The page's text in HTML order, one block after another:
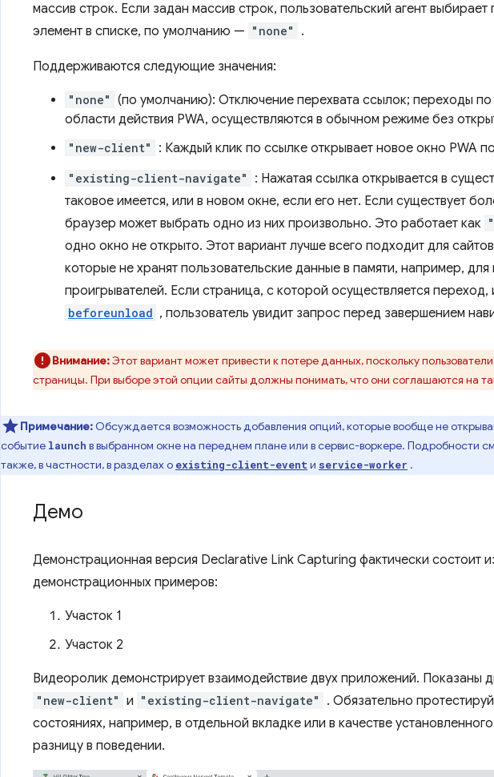
массив строк. Если задан массив строк, пользовательский агент
элемент в списке, по умолчанию — "none" .
Поддерживаются следующие значения:
"none" (по умолчанию): Отключение перехвата ссылок; переходы
области действия PWA, осуществляются в обычном режиме без
"new-client" : Каждый клик по ссылке открывает новое окно PWA
"existing-client-navigate"
: Нажатая ссылка открывается в
таковое имеется, или в новом окне, если его нет. Если существует
браузер может выбрать одно из них произвольно. Это работает как
одно окно не открыто. Этот вариант лучше всего подходит для
которые не хранят пользовательские данные в памяти, например, для
проигрывателей. Если страница, с которой осуществляется переход,
beforeunload , пользователь увидит запрос перед завершением
Внимание:Этот вариант может привести к потере данных, поскольку
страницы. При выборе этой опции сайты должны понимать, что они соглашаются на
Примечание: Обсуждается возможность добавления опций, которые вообще не
событие launch в выбранном окне на переднем плане или в сервис-воркере. Подробности
также, в частности, в разделах о existing-client-event и service-worker .
Демо
Демонстрационная версия Declarative Link Capturing фактически состоит
демонстрационных примеров:
Участок 1
Участок 2
Видеоролик демонстрирует взаимодействие двух приложений. Показаны
"new-client" и "existing-client-navigate"
. Обязательно
состояниях, например, в отдельной вкладке или в качестве
разницу в поведении.